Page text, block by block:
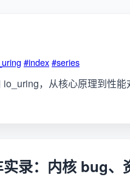
#index#series
，从核心原理到性
录：内核 bug、